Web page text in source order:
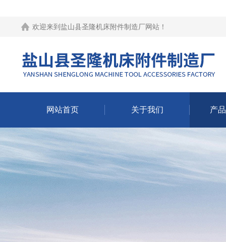
欢迎来到 盐山县圣隆机床附件制造厂网站 ！
网站首页 关于我们 产